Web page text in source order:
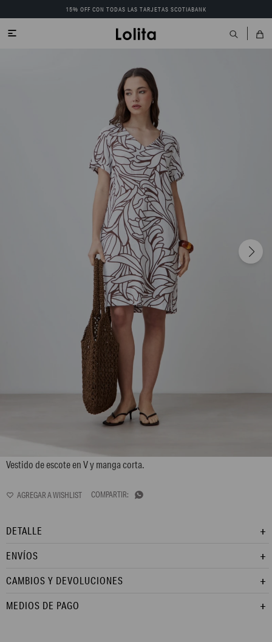
15% OFF CON TODAS LAS TARJETAS SCOTIABANK

Vestido de escote en V y manga corta.

DETALLE
ENVÍOS
CAMBIOS Y DEVOLUCIONES
MEDIOS DE PAGO